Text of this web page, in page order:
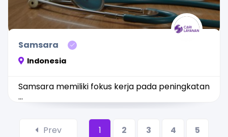
Samsara
Indonesia
Samsara memiliki fokus kerja pada peningkatan
...
Prev 1 2 3 4 5